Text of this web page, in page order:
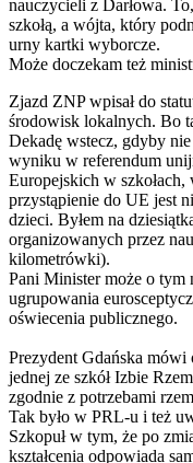
nauczycieli z Darłowa.
szkołą, a wójta, który
urny kartki wyborcze.
Może doczekam też
Zjazd ZNP wpisał do
środowisk lokalnych. Bo
Dekadę wstecz, gdyby
wyniku w referendum
Europejskich w
przystąpienie do UE jest
dzieci. Byłem na
organizowanych przez
kilometrówki).
Pani Minister może o tym
ugrupowania
oświecenia publicznego.
Prezydent Gdańska mówi
jednej ze szkół Izbie
zgodnie z potrzebami
Tak było w PRL-u i też
Szkopuł w tym, że po
kształcenia odpowiada